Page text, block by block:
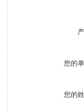
您的
您的